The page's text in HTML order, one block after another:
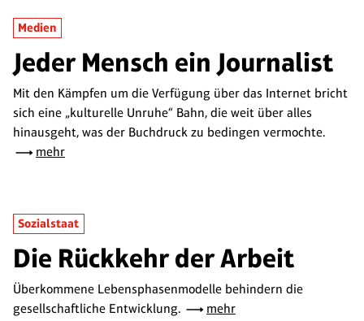
Medien
Jeder Mensch ein Journalist
Mit den Kämpfen um die Verfügung über das Internet bricht
sich eine „kulturelle Unruhe“ Bahn, die weit über alles
hinausgeht, was der Buchdruck zu bedingen vermochte.
mehr
Sozialstaat
Die Rückkehr der Arbeit
Überkommene Lebensphasenmodelle behindern die
gesellschaftliche Entwicklung.
mehr